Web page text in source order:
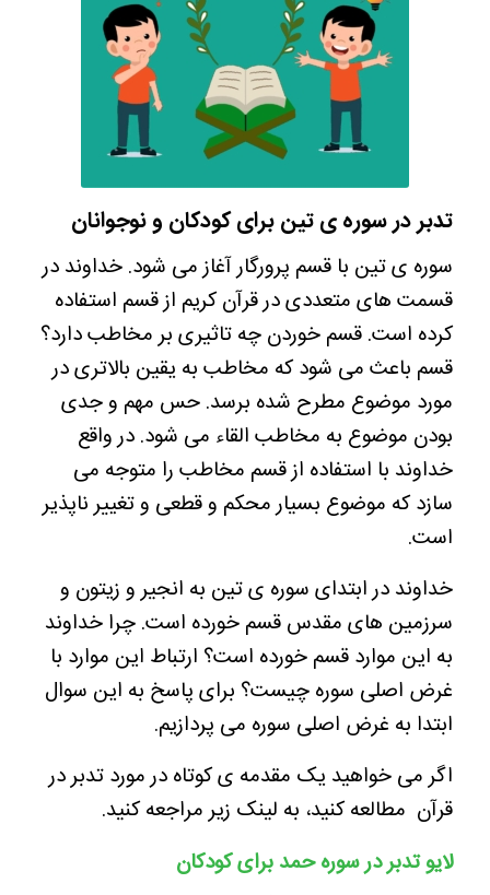
تدبر در سوره ی تین برای کودکان و نوجوانان
سوره ی تین با قسم پرورگار آغاز می شود. خداوند در
قسمت های متعددی در قرآن کریم از قسم استفاده
کرده است. قسم خوردن چه تاثیری بر مخاطب دارد؟
قسم باعث می شود که مخاطب به یقین بالاتری در
مورد موضوع مطرح شده برسد. حس مهم و جدی
بودن موضوع به مخاطب القاء می شود. در واقع
خداوند با استفاده از قسم مخاطب را متوجه می
سازد که موضوع بسیار محکم و قطعی و تغییر ناپذیر
است.
خداوند در ابتدای سوره ی تین به انجیر و زیتون و
سرزمین های مقدس قسم خورده است. چرا خداوند
به این موارد قسم خورده است؟ ارتباط این موارد با
غرض اصلی سوره چیست؟ برای پاسخ به این سوال
ابتدا به غرض اصلی سوره می پردازیم.
اگر می خواهید یک مقدمه ی کوتاه در مورد تدبر در
قرآن مطالعه کنید، به لینک زیر مراجعه کنید.
لایو تدبر در سوره حمد برای کودکان